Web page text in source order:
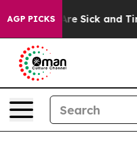
AGP PICKSAre Sick and Tired